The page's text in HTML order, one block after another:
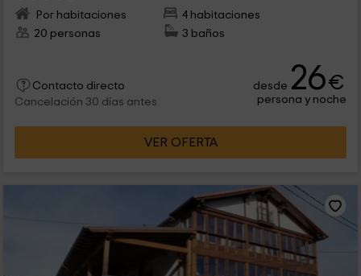
Por habitaciones
4 habitaciones
20 personas
3 baños
Contacto directo
Cancelación 30 días antes
desde 26€
persona y noche
VER OFERTA